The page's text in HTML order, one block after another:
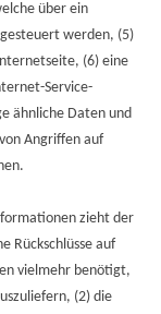
über ein
werden, (5)
(6) eine
Service-
ähnliche Daten und
Angriffen auf
zieht der
Rückschlüsse auf
vielmehr benötigt,
(2) die